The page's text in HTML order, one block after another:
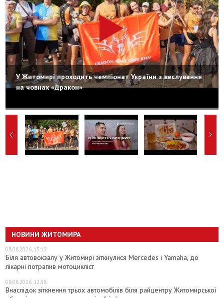
У Житомирі проходить чемпіонат України з веслування
на човнах «Дракон»
НОВИНИ ЖИТОМИРА
08.08.2026, 15:13
Біля автовокзалу у Житомирі зіткнулися Mercedes і Yamaha, до
лікарні потрапив мотоцикліст
08.08.2026, 12:38
Внаслідок зіткнення трьох автомобілів біля райцентру Житомирської